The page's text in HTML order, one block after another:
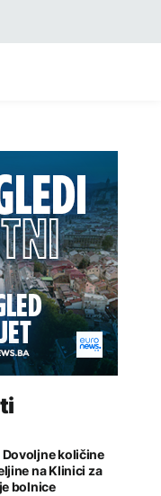
Dovoljne količine
na Klinici za
bolnice